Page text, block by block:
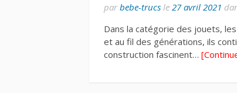
par bebe-trucs le 27 avril 2021
Dans la catégorie des jouets,
et au fil des générations, ils
construction fascinent…